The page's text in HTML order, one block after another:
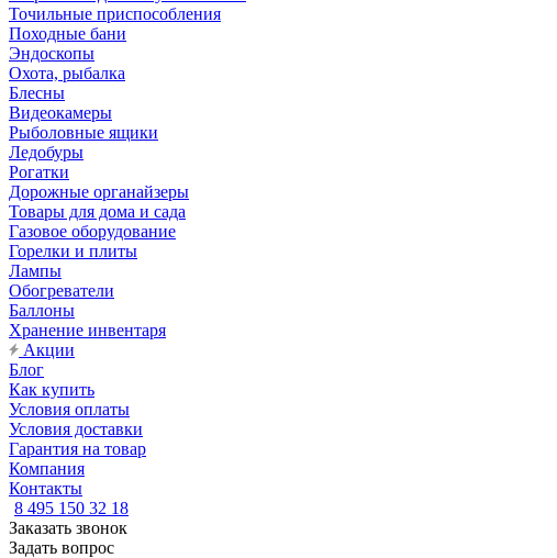
Точильные приспособления
Походные бани
Эндоскопы
Охота, рыбалка
Блесны
Видеокамеры
Рыболовные ящики
Ледобуры
Рогатки
Дорожные органайзеры
Товары для дома и сада
Газовое оборудование
Горелки и плиты
Лампы
Обогреватели
Баллоны
Хранение инвентаря
Акции
Блог
Как купить
Условия оплаты
Условия доставки
Гарантия на товар
Компания
Контакты
8 495 150 32 18
Заказать звонок
Задать вопрос